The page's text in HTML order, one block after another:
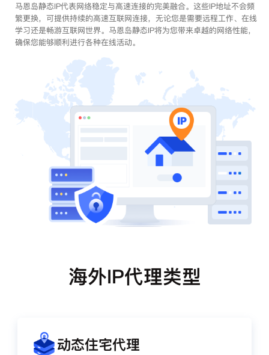
马恩岛静态IP代表网络稳定与高速连接的完美融合。这些IP地址不会频
繁更换，可提供持续的高速互联网连接，无论您是需要远程工作、在线
学习还是畅游互联网世界。马恩岛静态IP将为您带来卓越的网络性能，
确保您能够顺利进行各种在线活动。
海外IP代理类型
动态住宅代理